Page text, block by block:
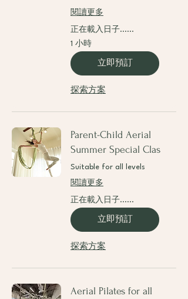
閱讀更多
正在載入日子......
1 小時
立即預訂
探索方案
Parent-Child Aerial
Summer Special Clas
Suitable for all levels
閱讀更多
正在載入日子......
立即預訂
探索方案
Aerial Pilates for all